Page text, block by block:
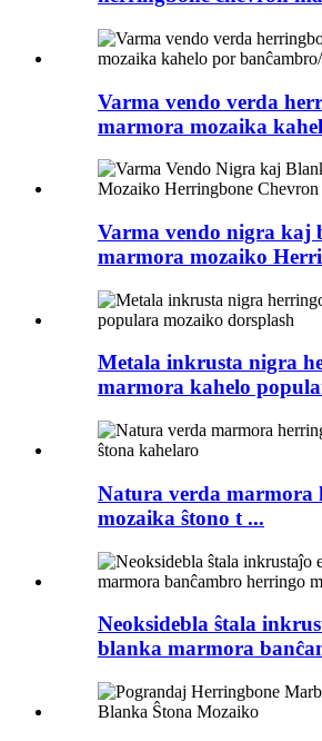
Varma vendo verda
marmora mozaika
Varma vendo nigra kaj
marmora mozaiko
Metala inkrusta nigra
marmora kahelo
Natura verda marmora
mozaika ŝtono t ...
Neoksidebla ŝtala
blanka marmora